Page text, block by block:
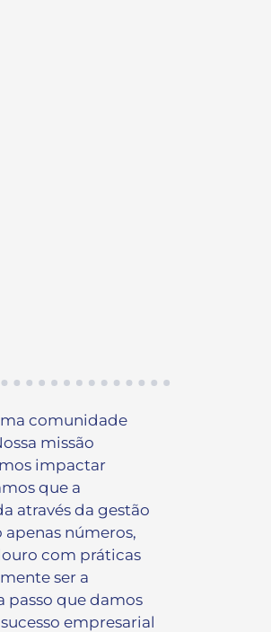
comunidade
missão
impactar
que a
através da gestão
apenas números,
com práticas
ser a
passo que damos
empresarial